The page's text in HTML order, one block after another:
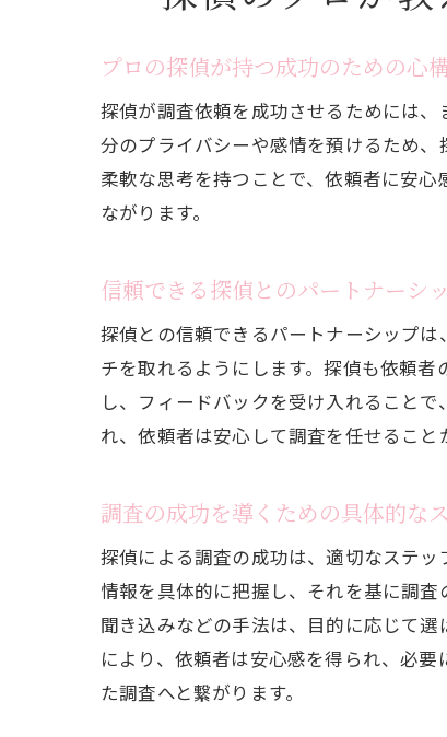
プロの探偵が持つ成功のための心
探偵が調査依頼を成功させるためには
分のプライバシーや感情を預けるため
柔軟な思考を持つことで、依頼者に安
ながります。
信頼できる探偵とのパートナーシ
探偵との信頼できるパートナーシップ
チを取れるようにします。探偵も依頼
し、フィードバックを受け入れること
れ、依頼者は安心して調査を任せること
調査の成功を導くための具体的な
探偵による調査の成功は、適切なステ
情報を具体的に把握し、それを基に調
聞き込みなどの手法は、目的に応じて
により、依頼者は安心感を得られ、必
た調査へと繋がります。